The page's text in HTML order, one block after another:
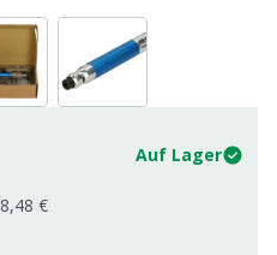
Auf Lager
€